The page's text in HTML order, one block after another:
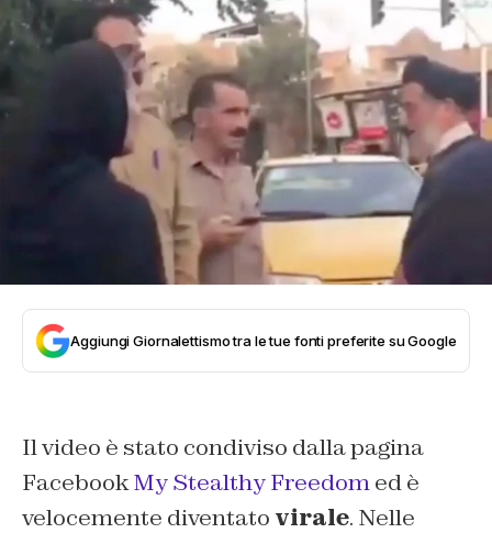
Contatti
Aggiungi Giornalettismo tra le tue fonti preferite su Google
Il video è stato condiviso dalla pagina
FacebookMy Stealthy Freedomed è
velocemente diventato virale. Nelle